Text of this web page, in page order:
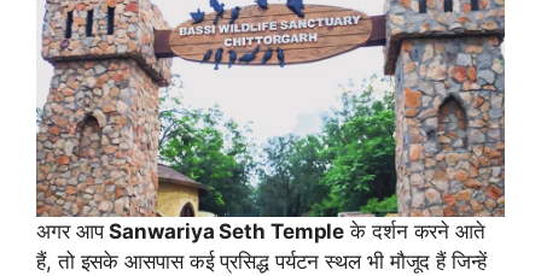
अगर आपSanwariya Seth Temple के दर्शन करने आते
हैं, तो इसके आसपास कई प्रसिद्ध पर्यटन स्थल भी मौजूद हैं जिन्हें